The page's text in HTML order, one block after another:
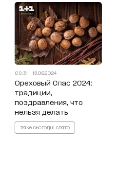
09:31 | 16.08.2024
Ореховый Спас 2024:
традиции,
поздравления, что
нельзя делать
#яке сьогодні свято